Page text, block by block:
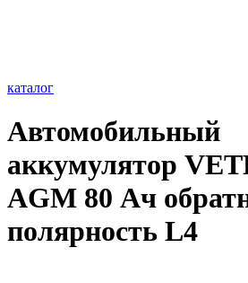
каталог
Автомобильный
аккумулятор
AGM 80 Ач
полярность L4